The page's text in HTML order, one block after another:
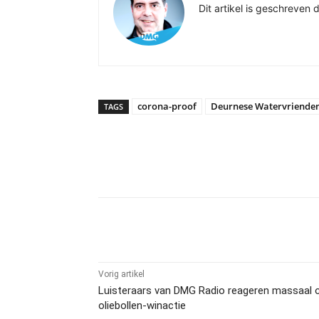
Dit artikel is geschreven
TAGS corona-proof Deurnese
Vorig artikel
Luisteraars van DMG Radio reageren massaal
oliebollen-winactie